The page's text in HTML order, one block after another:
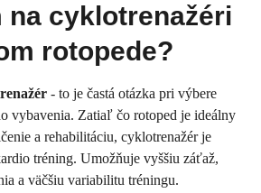
na cyklotrenažéri
rotopede?
- to je častá otázka pri výbere
vybavenia. Zatiaľ čo rotoped je ideálny
a rehabilitáciu, cyklotrenažér je
tréning. Umožňuje vyššiu záťaž,
a väčšiu variabilitu tréningu.